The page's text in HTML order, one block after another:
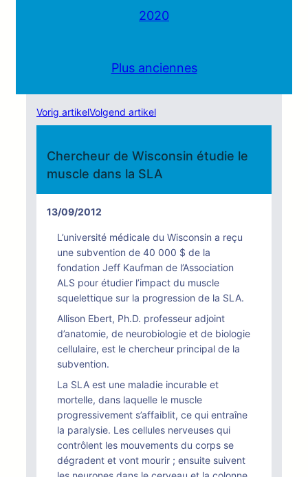
2020
Plus anciennes
Vorig artikelVolgend artikel
Chercheur de Wisconsin étudie le
muscle dans la SLA
13/09/2012
L’université médicale du Wisconsin a reçu
une subvention de 40 000 $ de la
fondation Jeff Kaufman de l’Association
ALS pour étudier l’impact du muscle
squelettique sur la progression de la SLA.
Allison Ebert, Ph.D. professeur adjoint
d’anatomie, de neurobiologie et de biologie
cellulaire, est le chercheur principal de la
subvention.
La SLA est une maladie incurable et
mortelle, dans laquelle le muscle
progressivement s’affaiblit, ce qui entraîne
la paralysie. Les cellules nerveuses qui
contrôlent les mouvements du corps se
dégradent et vont mourir ; ensuite suivent